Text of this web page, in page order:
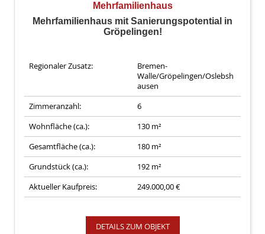
Mehrfamilienhaus
Mehrfamilienhaus mit Sanierungspotential in
Gröpelingen!
Regionaler Zusatz:
Bremen-
Walle/Gröpelingen/Oslebsh
ausen
Zimmeranzahl:
6
Wohnfläche (ca.):
130 m²
Gesamtfläche (ca.):
180 m²
Grundstück (ca.):
192 m²
Aktueller Kaufpreis:
249.000,00 €
DETAILS ZUM OBJEKT